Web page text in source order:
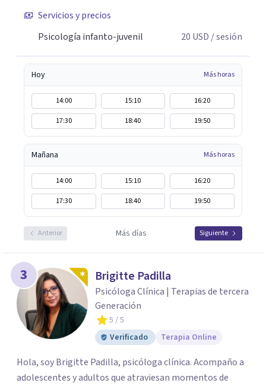
llamadas desde cualquier lugar.
Servicios y precios
Psicología infanto-juvenil
20 USD / sesión
Hoy Más horas
14:00 15:10
16:20
17:30
18:40 19:50
Mañana Más horas
14:00 15:10
16:20
17:30
18:40 19:50
Anterior Más días Siguiente
3 Brigitte Padilla
Psicóloga Clínica | Terapias de tercera
Generación
5 / 5
Verificado
Terapia Online
Hola, soy Brigitte Padilla, psicóloga clínica. Acompaño a
adolescentes y adultos que atraviesan momentos de